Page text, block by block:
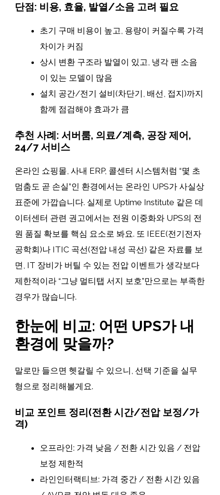
단점: 비용, 효율, 발열/소음 고려 필요
초기 구매 비용이 높고, 용량이 커질수록 가격
차이가 커짐
상시 변환 구조라 발열이 있고, 냉각 팬 소음
이 있는 모델이 많음
설치 공간/전기 설비(차단기, 배선, 접지)까지
함께 점검해야 효과가 큼
추천 사례: 서버룸, 의료/계측, 공장 제어,
24/7 서비스
온라인 쇼핑몰, 사내 ERP, 콜센터 시스템처럼 “몇 초
멈춤도 곧 손실”인 환경에서는 온라인 UPS가 사실상
표준에 가깝습니다. 실제로 Uptime Institute 같은 데
이터센터 관련 권고에서는 전원 이중화와 UPS의 전
원 품질 확보를 핵심 요소로 봐요. 또 IEEE(전기전자
공학회)나 ITIC 곡선(전압 내성 곡선) 같은 자료를 보
면, IT 장비가 버틸 수 있는 전압 이벤트가 생각보다
제한적이라 “그냥 멀티탭 서지 보호”만으로는 부족한
경우가 많습니다.
한눈에 비교: 어떤 UPS가 내
환경에 맞을까?
말로만 들으면 헷갈릴 수 있으니, 선택 기준을 실무
형으로 정리해볼게요.
비교 포인트 정리(전환 시간/전압 보정/가
격)
오프라인: 가격 낮음 / 전환 시간 있음 / 전압
보정 제한적
라인인터랙티브: 가격 중간 / 전환 시간 있음